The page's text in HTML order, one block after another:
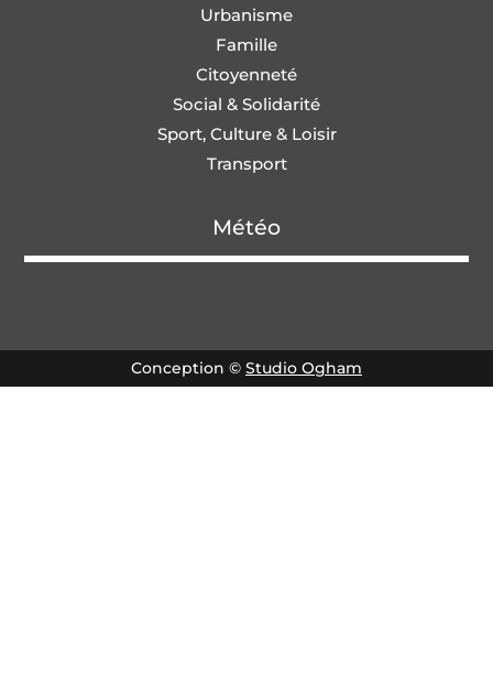
Urbanisme
Famille
Citoyenneté
Social & Solidarité
Sport, Culture & Loisir
Transport
Météo
Conception © Studio Ogham